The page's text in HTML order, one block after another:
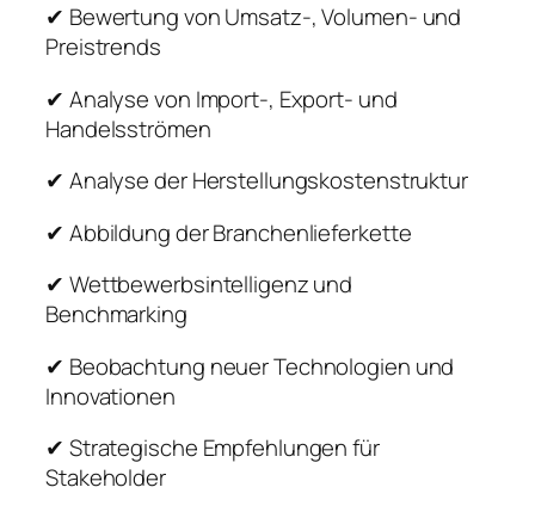
✔ Bewertung von Umsatz-, Volumen- und
Preistrends
✔ Analyse von Import-, Export- und
Handelsströmen
✔ Analyse der Herstellungskostenstruktur
✔ Abbildung der Branchenlieferkette
✔ Wettbewerbsintelligenz und
Benchmarking
✔ Beobachtung neuer Technologien und
Innovationen
✔ Strategische Empfehlungen für
Stakeholder